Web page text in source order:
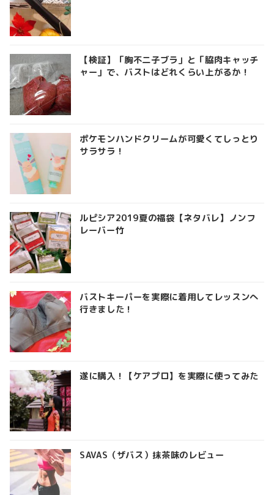
【検証】「胸不二子ブラ」と「脇肉キャッチ
ャー」で、バストはどれくらい上がるか！
ポケモンハンドクリームが可愛くてしっとり
サラサラ！
ルピシア2019夏の福袋【ネタバレ】ノンフ
レーバー竹
バストキーパーを実際に着用してレッスンへ
行きました！
遂に購入！【ケアプロ】を実際に使ってみた
SAVAS（ザバス）抹茶味のレビュー